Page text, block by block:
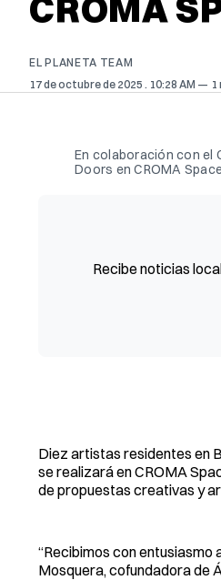
EL PLANETA TEAM
17 de octubre de 2025 . 10:28 AM
En colaboración con el
Doors en CROMA
Recibe noticias
Diez artistas residentes en
se realizará en CROMA
de propuestas creativas y
“Recibimos con
Mosquera, cofundadora de